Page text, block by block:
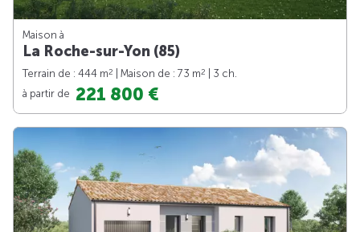
Maison à
La Roche-sur-Yon (85)
Terrain de : 444 m2 | Maison de : 73 m2
| 3 ch.
à partir de 221 800 €